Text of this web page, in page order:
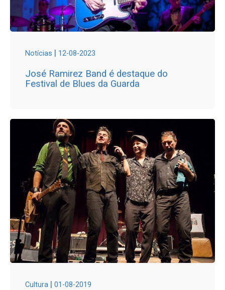
Notícias | 12-08-2023
José Ramirez Band é destaque do
Festival de Blues da Guarda
Cultura | 01-08-2019